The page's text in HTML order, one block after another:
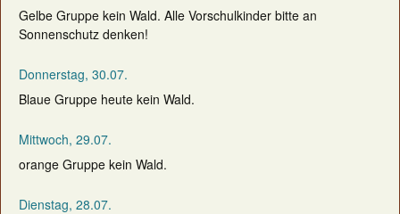
Gelbe Gruppe kein Wald. Alle Vorschulkinder bitte an
Sonnenschutz denken!
Donnerstag, 30.07.
Blaue Gruppe heute kein Wald.
Mittwoch, 29.07.
orange Gruppe kein Wald.
Dienstag, 28.07.